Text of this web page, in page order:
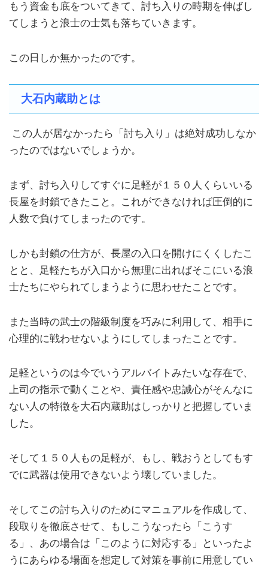
もう資金も底をついてきて、討ち入りの時期を伸ばし
てしまうと浪士の士気も落ちていきます。
この日しか無かったのです。
大石内蔵助とは
この人が居なかったら「討ち入り」は絶対成功しなか
ったのではないでしょうか。
まず、討ち入りしてすぐに足軽が１５０人くらいいる
長屋を封鎖できたこと。これができなければ圧倒的に
人数で負けてしまったのです。
しかも封鎖の仕方が、長屋の入口を開けにくくしたこ
とと、足軽たちが入口から無理に出ればそこにいる浪
士たちにやられてしまうように思わせたことです。
また当時の武士の階級制度を巧みに利用して、相手に
心理的に戦わせないようにしてしまったことです。
足軽というのは今でいうアルバイトみたいな存在で、
上司の指示で動くことや、責任感や忠誠心がそんなに
ない人の特徴を大石内蔵助はしっかりと把握していま
した。
そして１５０人もの足軽が、もし、戦おうとしてもす
でに武器は使用できないよう壊していました。
そしてこの討ち入りのためにマニュアルを作成して、
段取りを徹底させて、もしこうなったら「こうす
る」、あの場合は「このように対応する」といったよ
うにあらゆる場面を想定して対策を事前に用意してい